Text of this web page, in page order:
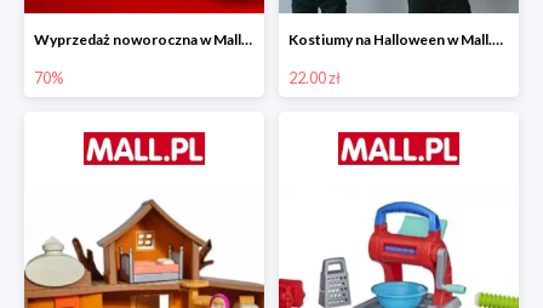
Wyprzedaż noworoczna w Mall.pl do -70%
70%
Kostiumy na Halloween w Mall.pl od 22 zł
22.00 zł